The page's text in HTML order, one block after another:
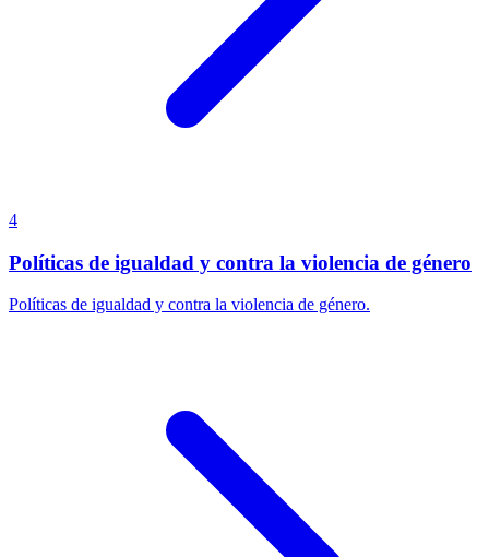
4
Políticas de igualdad y contra la violencia de género
Políticas de igualdad y contra la violencia de género.